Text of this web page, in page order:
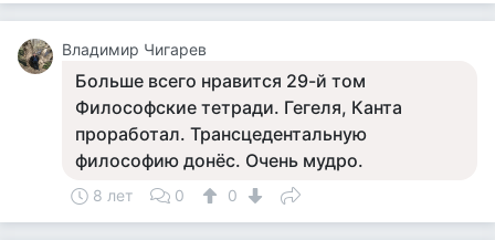
Владимир Чигарев
Больше всего нравится 29-й том
Философские тетради. Гегеля, Канта
проработал. Трансцедентальную
философию донёс. Очень мудро.
8 лет 0 0